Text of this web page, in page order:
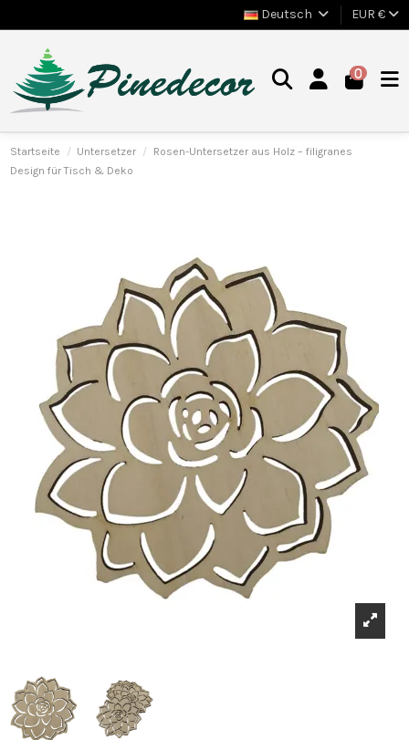
Deutsch EUR €
0
Startseite Untersetzer
Rosen-Untersetzer aus Holz – filigranes
Design für Tisch & Deko